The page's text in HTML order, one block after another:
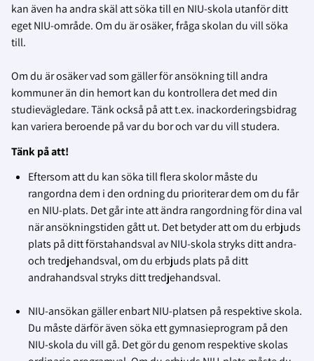
kan även ha andra skäl att söka till en NIU-skola utanför ditt
eget NIU-område. Om du är osäker, fråga skolan du vill söka
till.
Om du är osäker vad som gäller för ansökning till andra
kommuner än din hemort kan du kontrollera det med din
studievägledare. Tänk också på att t.ex. inackorderingsbidrag
kan variera beroende på var du bor och var du vill studera.
Tänk på att!
Eftersom att du kan söka till flera skolor måste du
rangordna dem i den ordning du prioriterar dem om du får
en NIU-plats. Det går inte att ändra rangordning för dina val
när ansökningstiden gått ut. Det betyder att om du erbjuds
plats på ditt förstahandsval av NIU-skola stryks ditt andra-
och tredjehandsval, om du erbjuds plats på ditt
andrahandsval stryks ditt tredjehandsval.
NIU-ansökan gäller enbart NIU-platsen på respektive skola.
Du måste därför även söka ett gymnasieprogram på den
NIU-skola du vill gå. Det gör du genom respektive skolas